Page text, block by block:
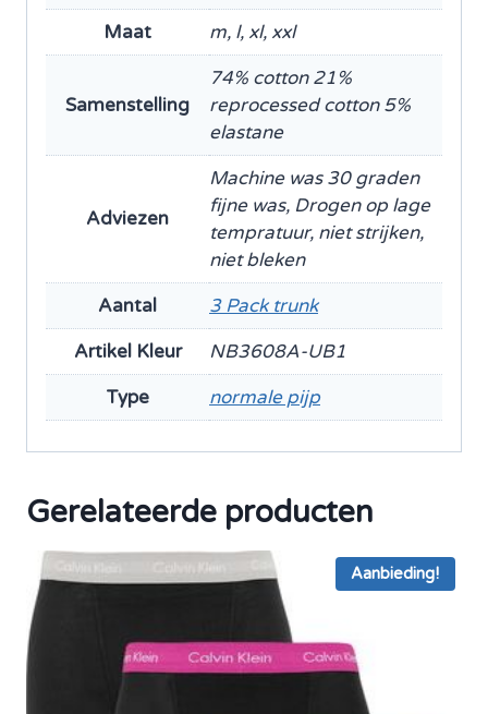
Maat
m, l, xl, xxl
Samenstelling
74% cotton 21%
reprocessed cotton 5%
elastane
Adviezen
Machine was 30 graden
fijne was, Drogen op lage
tempratuur, niet strijken,
niet bleken
Aantal
3 Pack trunk
Artikel Kleur
NB3608A-UB1
Type
normale pijp
Gerelateerde producten
Aanbieding!